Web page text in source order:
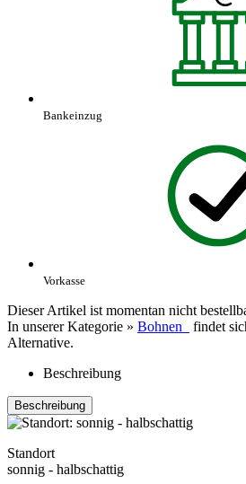
Bankeinzug
Vorkasse
Dieser Artikel ist momentan nicht
In unserer Kategorie » Bohnen
findet
Alternative.
Beschreibung
Beschreibung
Standort
sonnig - halbschattig